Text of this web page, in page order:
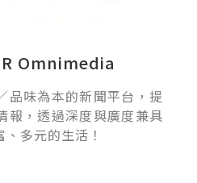
Omnimedia
品味為本的新聞平台，提
報，透過深度與廣度兼具
多元的生活！